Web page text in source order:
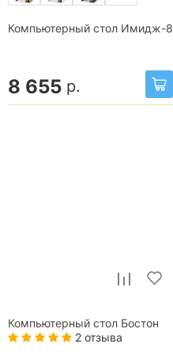
Компьютерный стол Имидж-8
8 655 р.
Компьютерный стол Бостон
2 отзыва